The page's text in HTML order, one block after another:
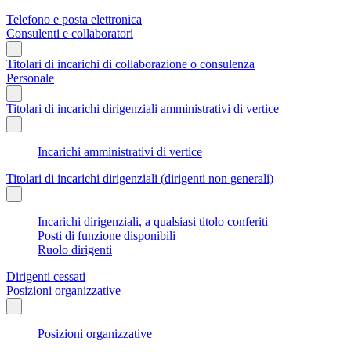
Telefono e posta elettronica
Consulenti e collaboratori
Titolari di incarichi di collaborazione o consulenza
Personale
Titolari di incarichi dirigenziali amministrativi di vertice
Incarichi amministrativi di vertice
Titolari di incarichi dirigenziali (dirigenti non generali)
Incarichi dirigenziali, a qualsiasi titolo conferiti
Posti di funzione disponibili
Ruolo dirigenti
Dirigenti cessati
Posizioni organizzative
Posizioni organizzative